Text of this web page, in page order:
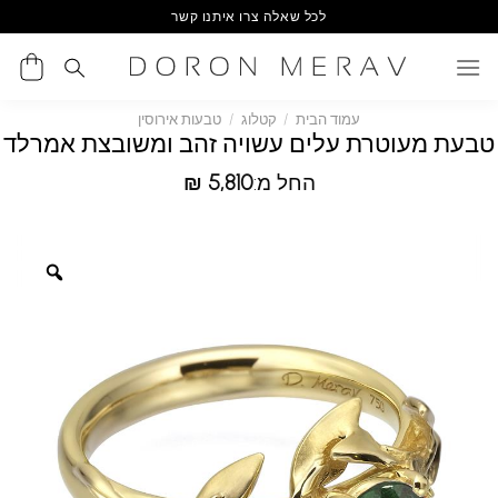
to
content
לכל שאלה צרו איתנו קשר
עמוד הבית / קטלוג / טבעות אירוסין
טבעת מעוטרת עלים עשויה זהב ומשובצת אמרלד
החל מ: ₪ 5,810